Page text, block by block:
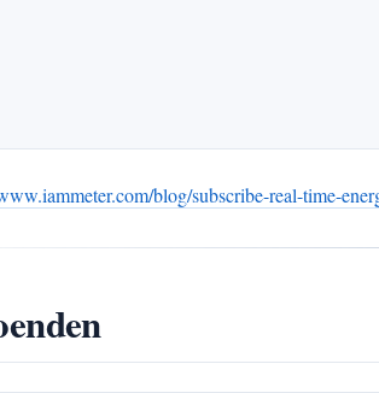
blog/subscribe-real-time-